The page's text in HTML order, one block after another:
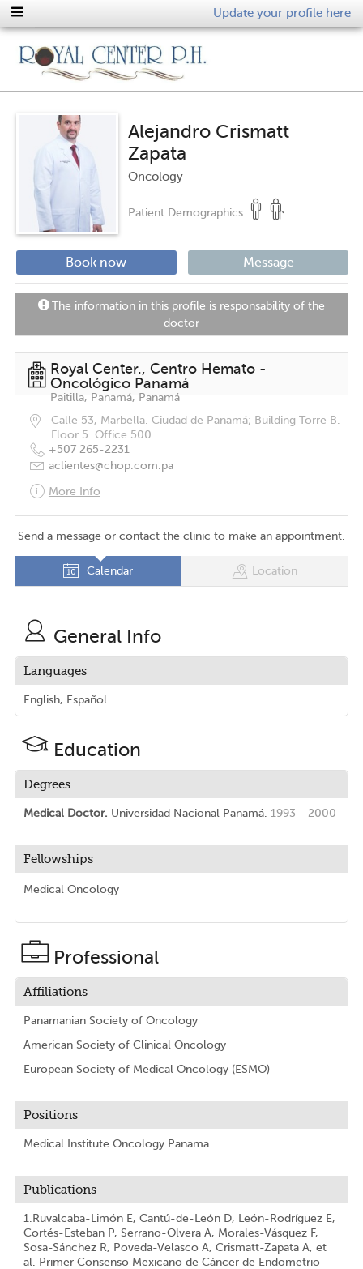
Update your profile here
Alejandro Crismatt
Zapata
Oncology
Patient Demographics:
Book now Message
The information in this profile is responsability of the
doctor
Royal Center., Centro Hemato -
Oncológico Panamá
Paitilla, Panamá, Panamá
Calle 53, Marbella. Ciudad de Panamá; Building Torre B.
Floor 5. Office 500.
+507 265-2231
aclientes@chop.com.pa
More Info
Send a message or contact the clinic to make an appointment.
Calendar Location
General Info
Languages
English, Español
Education
Degrees
Medical Doctor. Universidad Nacional Panamá. 1993 - 2000
Fellowships
Medical Oncology
Professional
Affiliations
Panamanian Society of Oncology
American Society of Clinical Oncology
European Society of Medical Oncology (ESMO)
Positions
Medical Institute Oncology Panama
Publications
1.Ruvalcaba-Limón E, Cantú-de-León D, León-Rodríguez E,
Cortés-Esteban P, Serrano-Olvera A, Morales-Vásquez F,
Sosa-Sánchez R, Poveda-Velasco A, Crismatt-Zapata A, et
al. Primer Consenso Mexicano de Cáncer de Endometrio